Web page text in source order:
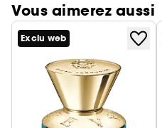
Vous aimerez aussi
Exclu web